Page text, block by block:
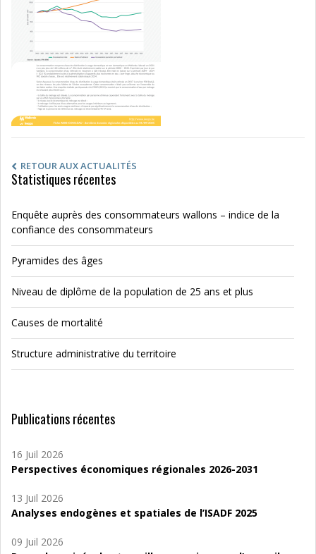
RETOUR AUX ACTUALITÉS
Statistiques récentes
Enquête auprès des consommateurs wallons – indice de la
confiance des consommateurs
Pyramides des âges
Niveau de diplôme de la population de 25 ans et plus
Causes de mortalité
Structure administrative du territoire
Publications récentes
16 Juil 2026
Perspectives économiques régionales 2026-2031
13 Juil 2026
Analyses endogènes et spatiales de l’ISADF 2025
09 Juil 2026